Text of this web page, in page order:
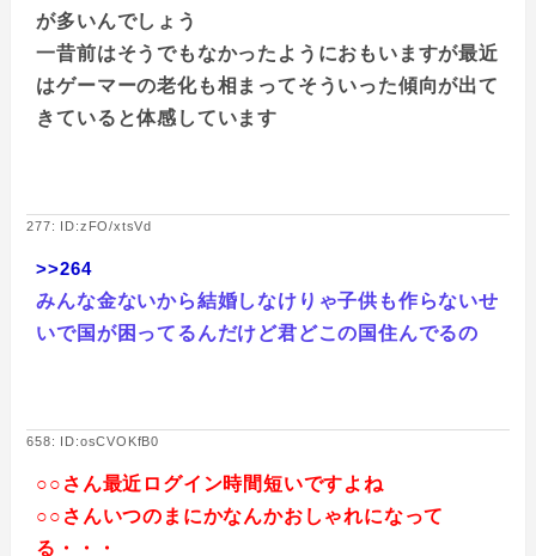
が多いんでしょう
一昔前はそうでもなかったようにおもいますが最近
はゲーマーの老化も相まってそういった傾向が出て
きていると体感しています
277: ID:zFO/xtsVd
>>264
みんな金ないから結婚しなけりゃ子供も作らないせ
いで国が困ってるんだけど君どこの国住んでるの
658: ID:osCVOKfB0
○○さん最近ログイン時間短いですよね
○○さんいつのまにかなんかおしゃれになって
る・・・